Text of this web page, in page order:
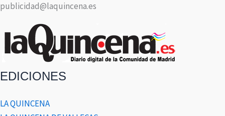
publicidad@laquincena.es
EDICIONES
LA QUINCENA